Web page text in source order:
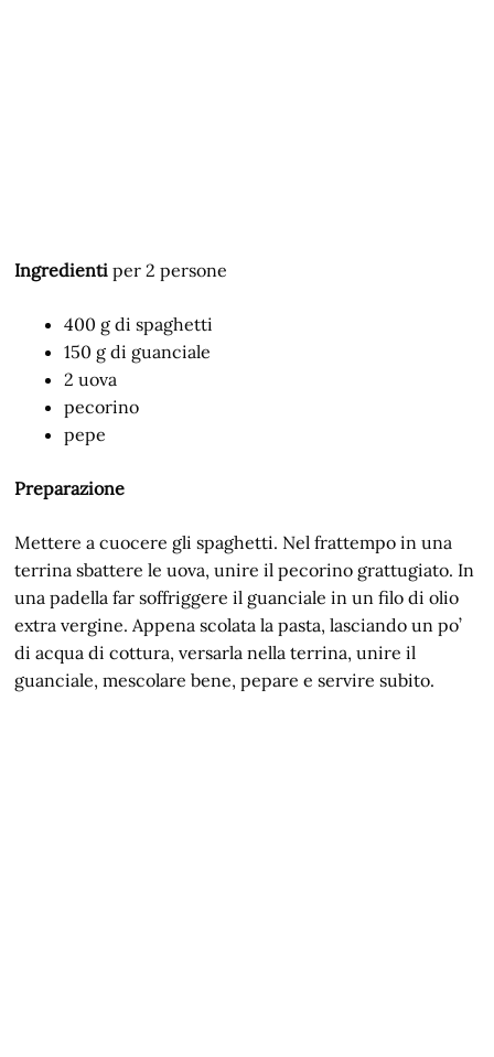
Ingredienti per 2 persone
400 g di spaghetti
150 g di guanciale
2 uova
pecorino
pepe
Preparazione
Mettere a cuocere gli spaghetti. Nel frattempo in una
terrina sbattere le uova, unire il pecorino grattugiato. In
una padella far soffriggere il guanciale in un filo di olio
extra vergine. Appena scolata la pasta, lasciando un po’
di acqua di cottura, versarla nella terrina, unire il
guanciale, mescolare bene, pepare e servire subito.